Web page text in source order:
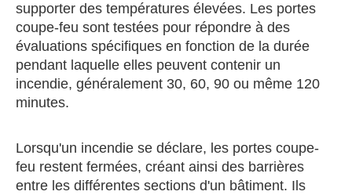
supporter des températures élevées. Les portes
coupe-feu sont testées pour répondre à des
évaluations spécifiques en fonction de la durée
pendant laquelle elles peuvent contenir un
incendie, généralement 30, 60, 90 ou même 120
minutes.
Lorsqu'un incendie se déclare, les portes coupe-
feu restent fermées, créant ainsi des barrières
entre les différentes sections d'un bâtiment. Ils